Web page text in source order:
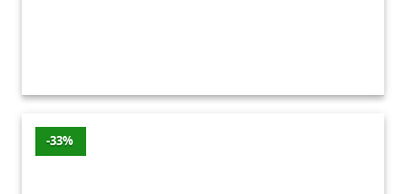
-33%